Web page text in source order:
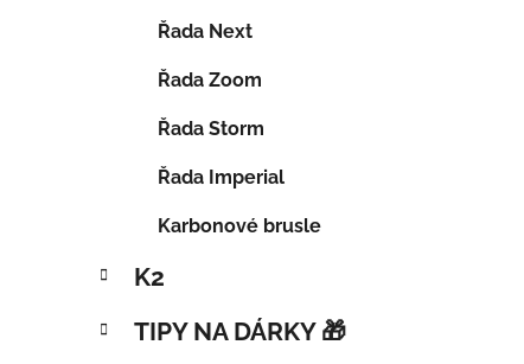
Řada Next
Řada Zoom
Řada Storm
Řada Imperial
Karbonové brusle
K2
TIPY NA DÁRKY 🎁